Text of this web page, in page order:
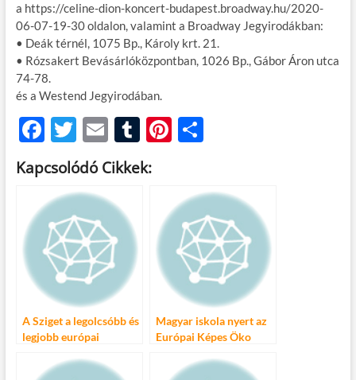
a https://celine-dion-koncert-budapest.broadway.hu/2020-
06-07-19-30 oldalon, valamint a Broadway Jegyirodákban:
• Deák térnél, 1075 Bp., Károly krt. 21.
• Rózsakert Bevásárlóközpontban, 1026 Bp., Gábor Áron utca
74-78.
és a Westend Jegyirodában.
F
ac
e
b
o
o
k
T
w
itt
er
E
m
ail
T
u
m
Pi
es
O
m
e
g
Kapcsolódó Cikkek:
A Sziget a legolcsóbb és
legjobb európai
Magyar iskola nyert az
Európai Képes Öko